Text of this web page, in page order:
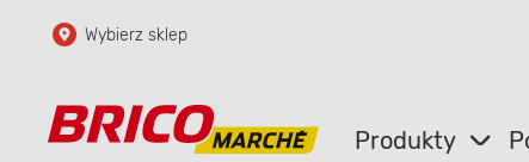
Przejdź do głównej zawartości
Przejdź do wyszukiwarki
Wybierz sklep
Produkty